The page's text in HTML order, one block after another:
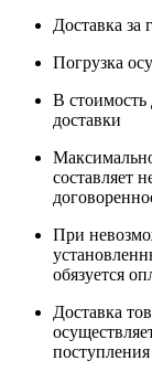
Доставка за
Погрузка
В стоимость
доставки
составляет
При
обязуется
Доставка